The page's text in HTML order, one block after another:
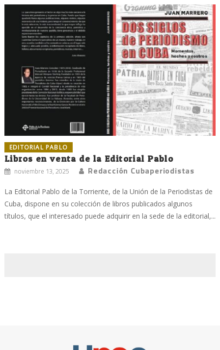
EDITORIAL PABLO
Libros en venta de la Editorial Pablo
noviembre 13, 2025 Redacción Cubaperiodistas
La Editorial Pablo de la Torriente, de la Unión de la Periodistas de
Cuba, dispone en su colección de libros publicados algunos
títulos, que el interesado puede adquirir en la sede de la editorial,...